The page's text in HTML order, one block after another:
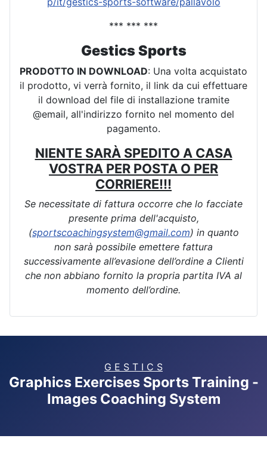
*** *** ***
Gestics Sports
PRODOTTO IN DOWNLOAD: Una volta acquistato
il prodotto, vi verrà fornito, il link da cui effettuare
il download del file di installazione tramite
@email, all'indirizzo fornito nel momento del
pagamento.
NIENTE SARÀ SPEDITO A CASA
VOSTRA PER POSTA O PER
CORRIERE!!!
Se necessitate di fattura occorre che lo facciate
presente prima dell'acquisto,
(sportscoachingsystem@gmail.com) in quanto
non sarà possibile emettere fattura
successivamente all’evasione dell’ordine a Clienti
che non abbiano fornito la propria partita IVA al
momento dell’ordine.
G E S T I C S
Graphics Exercises Sports Training -
Images Coaching System